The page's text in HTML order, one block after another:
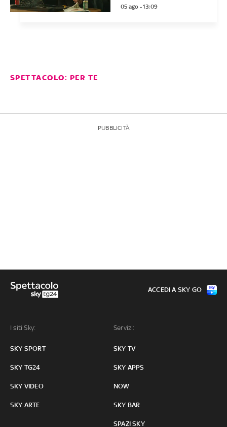
05 ago - 13:09
SPETTACOLO: PER TE
PUBBLICITÀ
I siti Sky:
SKY SPORT
SKY TG24
SKY VIDEO
SKY ARTE
Servizi:
SKY TV
SKY APPS
NOW
SKY BAR
SPAZI SKY
ACCEDI A SKY GO